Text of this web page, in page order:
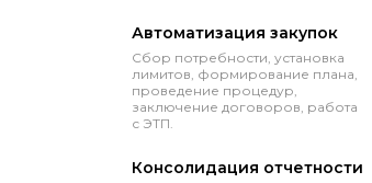
Автоматизация закупок
Сбор потребности, установка
лимитов, формирование плана,
проведение процедур,
заключение договоров, работа
с ЭТП.
Консолидация отчетности